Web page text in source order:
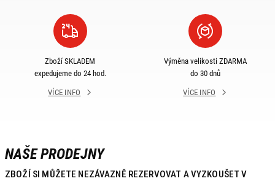
Zboží SKLADEM
expedujeme do 24 hod.
VÍCE INFO
Výměna velikosti ZDARMA
do 30 dnů
VÍCE INFO
NAŠE PRODEJNY
ZBOŽÍ SI MŮŽETE NEZÁVAZNĚ REZERVOVAT A VYZKOUŠET V